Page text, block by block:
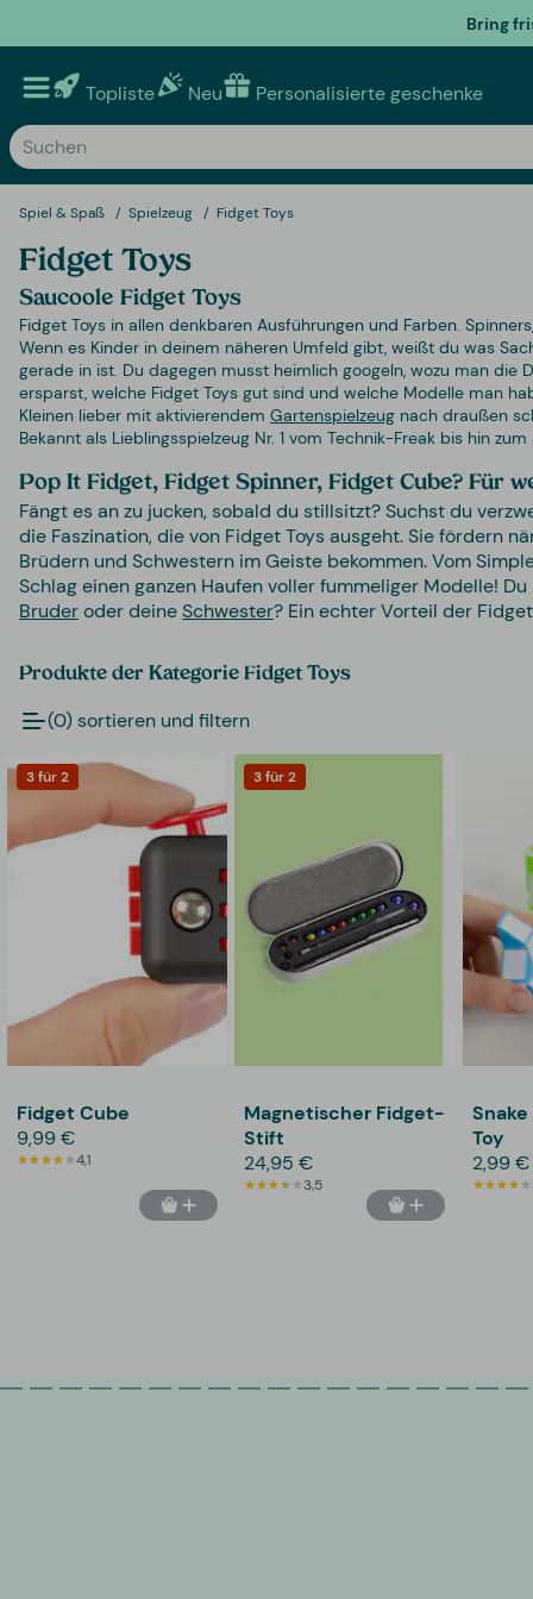
Bring
Topliste Neu Personalisierte geschenke
Spiel & Spaß Spielzeug Fidget Toys
Fidget Toys
Saucoole Fidget Toys
Fidget Toys in allen denkbaren Ausführungen und Farben.
Wenn es Kinder in deinem näheren Umfeld gibt, weißt du was
gerade in ist. Du dagegen musst heimlich googeln, wozu man
ersparst, welche Fidget Toys gut sind und welche Modelle man
Kleinen lieber mit aktivierendem Gartenspielzeug nach draußen
Bekannt als Lieblingsspielzeug Nr. 1 vom Technik-Freak bis hin
Pop It Fidget, Fidget Spinner, Fidget Cube? Für
Fängt es an zu jucken, sobald du stillsitzt? Suchst du
die Faszination, die von Fidget Toys ausgeht. Sie fördern
Brüdern und Schwestern im Geiste bekommen. Vom
Schlag einen ganzen Haufen voller fummeliger Modelle!
Bruderoder deineSchwester? Ein echter Vorteil der
Produkte der Kategorie Fidget Toys
(0) sortieren und filtern
3 für 2
Fidget Cube
9,99 €
4,1
3 für 2
Magnetischer Fidget-
Stift
24,95 €
3,5
Toy
2,99 €